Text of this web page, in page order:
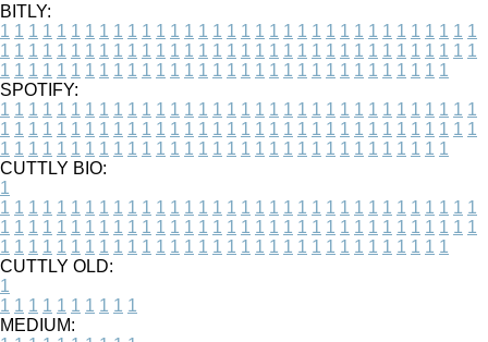
BITLY:
1 1 1 1 1 1 1 1 1 1 1 1 1 1 1 1 1 1 1 1 1 1 1 1 1 1 1 1 1 1 1 1 1 1
1 1 1 1 1 1 1 1 1 1 1 1 1 1 1 1 1 1 1 1 1 1 1 1 1 1 1 1 1 1 1 1 1 1
1 1 1 1 1 1 1 1 1 1 1 1 1 1 1 1 1 1 1 1 1 1 1 1 1 1 1 1 1 1 1 1
SPOTIFY:
1 1 1 1 1 1 1 1 1 1 1 1 1 1 1 1 1 1 1 1 1 1 1 1 1 1 1 1 1 1 1 1 1 1
1 1 1 1 1 1 1 1 1 1 1 1 1 1 1 1 1 1 1 1 1 1 1 1 1 1 1 1 1 1 1 1 1 1
1 1 1 1 1 1 1 1 1 1 1 1 1 1 1 1 1 1 1 1 1 1 1 1 1 1 1 1 1 1 1 1
CUTTLY BIO:
1
1 1 1 1 1 1 1 1 1 1 1 1 1 1 1 1 1 1 1 1 1 1 1 1 1 1 1 1 1 1 1 1 1 1
1 1 1 1 1 1 1 1 1 1 1 1 1 1 1 1 1 1 1 1 1 1 1 1 1 1 1 1 1 1 1 1 1 1
1 1 1 1 1 1 1 1 1 1 1 1 1 1 1 1 1 1 1 1 1 1 1 1 1 1 1 1 1 1 1 1
CUTTLY OLD:
1
1 1 1 1 1 1 1 1 1 1
MEDIUM: